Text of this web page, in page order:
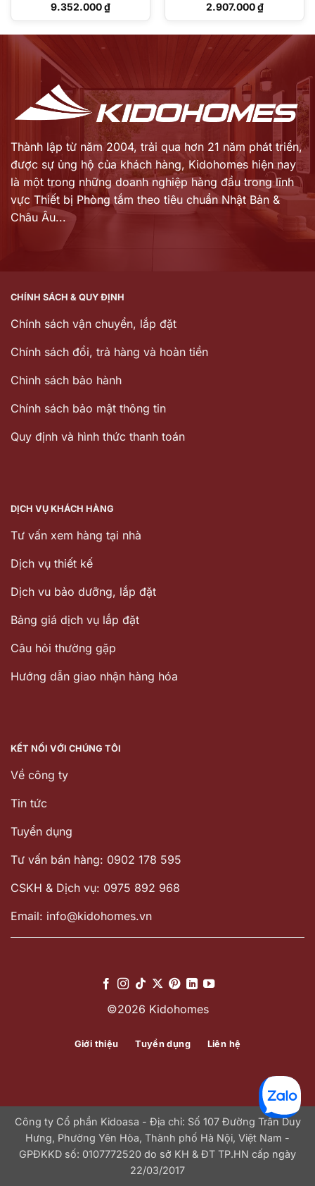
Giá
9.352.000₫
Giá
Giá
3.420.000 ₫.
2.907.000₫
Giá
2.907.000 ₫.
Thành lập từ năm 2004, trải qua hơn 21 năm phát triển,
được sự ủng hộ của khách hàng, Kidohomes hiện nay
là một trong những doanh nghiệp hàng đầu trong lĩnh
vực Thiết bị Phòng tắm theo tiêu chuẩn Nhật Bản &
Châu Âu...
CHÍNH SÁCH & QUY ĐỊNH
Chính sách vận chuyển, lắp đặt
Chính sách đổi, trả hàng và hoàn tiền
Chinh sách bảo hành
Chính sách bảo mật thông tin
Quy định và hình thức thanh toán
DỊCH VỤ KHÁCH HÀNG
Tư vấn xem hàng tại nhà
Dịch vụ thiết kế
Dịch vu bảo dưỡng, lắp đặt
Bảng giá dịch vụ lắp đặt
Câu hỏi thường gặp
Hướng dẫn giao nhận hàng hóa
KẾT NỐI VỚI CHÚNG TÔI
Về công ty
Tin tức
Tuyển dụng
Tư vấn bán hàng: 0902 178 595
CSKH & Dịch vụ: 0975 892 968
Email: info@kidohomes.vn
©2026 Kidohomes
Giới thiệu Tuyển dụng Liên hệ
Công ty Cổ phần Kidoasa - Địa chỉ: Số 107 Đường Trần Duy
Hưng, Phường Yên Hòa, Thành phố Hà Nội, Việt Nam -
GPĐKKD số: 0107772520 do sở KH & ĐT TP.HN cấp ngày
22/03/2017